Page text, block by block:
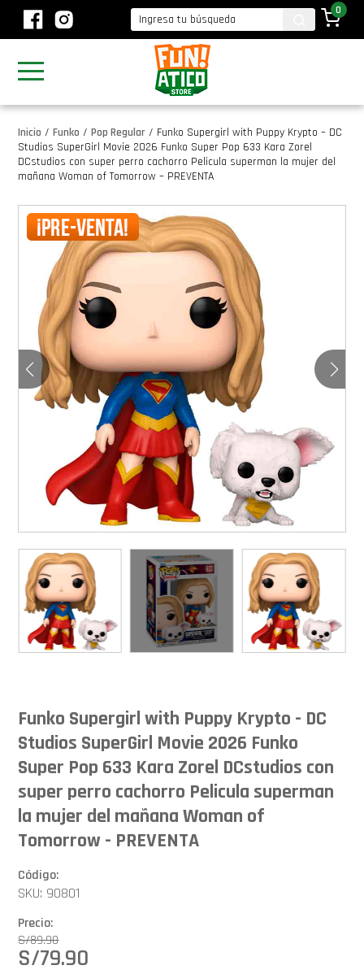
0
Inicio / Funko / Pop Regular / Funko Supergirl with Puppy Krypto – DC
Studios SuperGirl Movie 2026 Funko Super Pop 633 Kara Zorel
DCstudios con super perro cachorro Pelicula superman la mujer del
mañana Woman of Tomorrow – PREVENTA
Funko Supergirl with Puppy Krypto - DC
Studios SuperGirl Movie 2026 Funko
Super Pop 633 Kara Zorel DCstudios con
super perro cachorro Pelicula superman
la mujer del mañana Woman of
Tomorrow - PREVENTA
Código:
SKU: 90801
Precio:
S/89.90
S/79.90